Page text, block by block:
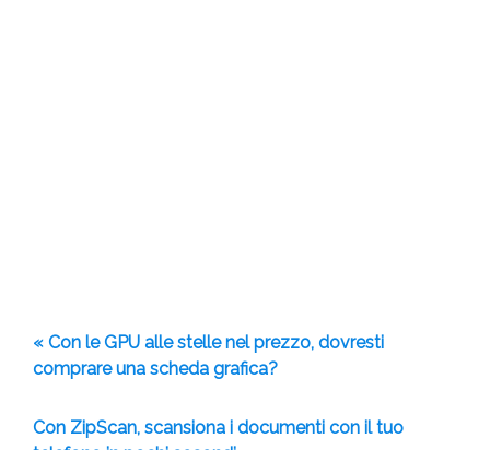
« Con le GPU alle stelle nel prezzo, dovresti
comprare una scheda grafica?
Con ZipScan, scansiona i documenti con il tuo